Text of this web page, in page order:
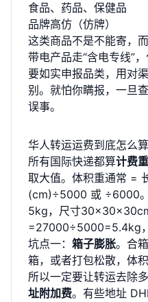
食品、药品、保健品
品牌高仿（仿牌）
这类商品不是不能寄，
带电产品走“含电专线”
要如实申报品类，用对
别。就怕你瞒报，一旦
误事。
华人转运运费到底怎么
所有国际快递都算计费重
取大值。体积重通常 =
(cm)÷5000 或 ÷6000
5kg，尺寸
=27000÷5000=5.4kg
坑点一： 箱子膨胀。合
箱，或者打包松散，体
所以一定要让转运去除
址附加费。有些地址